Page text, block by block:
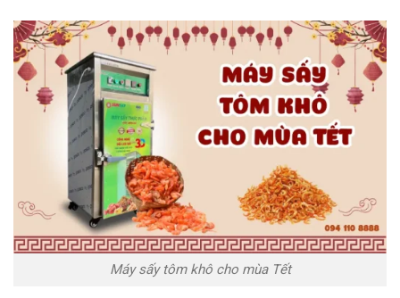
Máy sấy tôm khô cho mùa Tết